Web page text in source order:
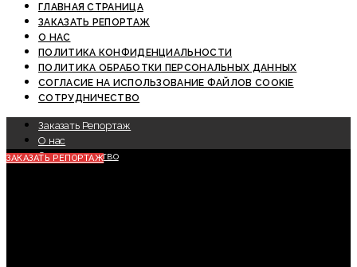
ГЛАВНАЯ СТРАНИЦА
ЗАКАЗАТЬ РЕПОРТАЖ
О НАС
ПОЛИТИКА КОНФИДЕНЦИАЛЬНОСТИ
ПОЛИТИКА ОБРАБОТКИ ПЕРСОНАЛЬНЫХ ДАННЫХ
СОГЛАСИЕ НА ИСПОЛЬЗОВАНИЕ ФАЙЛОВ COOKIE
СОТРУДНИЧЕСТВО
Заказать Репортаж
О нас
Сотрудничество
ЗАКАЗАТЬ РЕПОРТАЖ